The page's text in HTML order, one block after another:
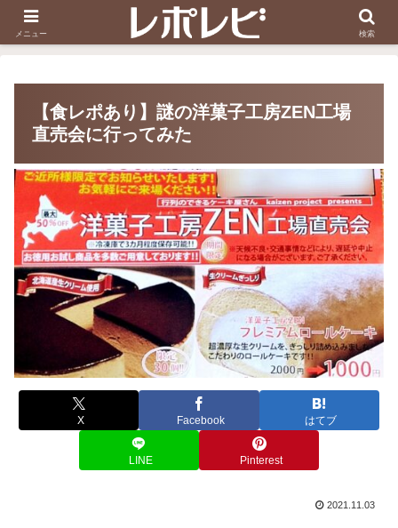
スヌーピー刺しゅう ダイソー知恵の輪
【食レポあり】謎の洋菓子工房ZEN工場
直売会に行ってみた
X Facebook はてブ
LINE Pinterest
2021.11.03
メニュー 検索